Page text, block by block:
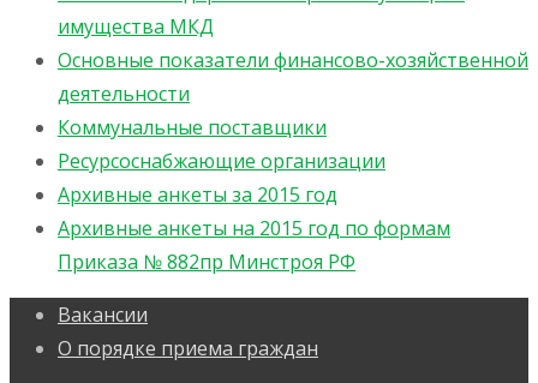
имущества МКД
Основные показатели финансово-хозяйственной
деятельности
Коммунальные поставщики
Ресурсоснабжающие организации
Архивные анкеты за 2015 год
Архивные анкеты на 2015 год по формам
Приказа № 882пр Минстроя РФ
Вакансии
О порядке приема граждан